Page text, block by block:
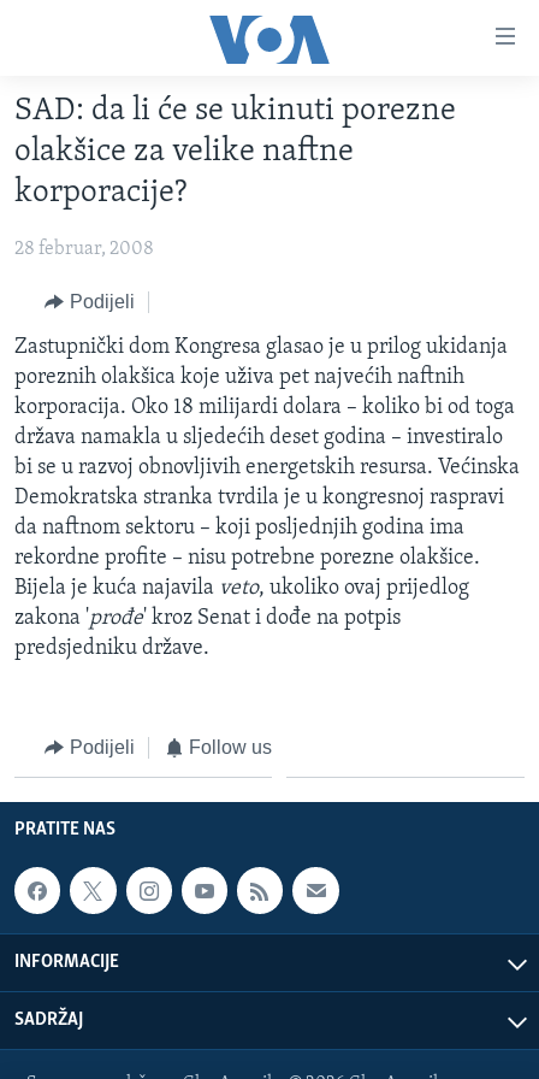
glavni
sadržaj
Pređi
na
glavnu
pretragu
FOTOGRAFIJE DANA
VIJESTI
SJEDINJENE AMERIČKE DRŽAVE
BOSNA I HERCEGOVINA
SVIJET
NAUKA I TEHNOLOGIJA
SPECIJALNI PROJEKTI
KORUPCIJA
SLOBODA MEDIJA
ŽENSKA STRANA
IZBJEGLIČKA STRANA
MAGAZIN
O GLASU AMERIKE
SAD: da li će se ukinuti porezne
olakšice za velike naftne
korporacije?
28 februar, 2008
Podijeli
Zastupnički dom Kongresa glasao je u prilog ukidanja
poreznih olakšica koje uživa pet najvećih naftnih
korporacija. Oko 18 milijardi dolara – koliko bi od toga
država namakla u sljedećih deset godina – investiralo
bi se u razvoj obnovljivih energetskih resursa. Većinska
Demokratska stranka tvrdila je u kongresnoj raspravi
da naftnom sektoru – koji posljednjih godina ima
rekordne profite – nisu potrebne porezne olakšice.
Bijela je kuća najavila veto, ukoliko ovaj prijedlog
zakona 'prođe' kroz Senat i dođe na potpis
predsjedniku države.
Podijeli Follow us
PRATITE NAS
INFORMACIJE
SADRŽAJ